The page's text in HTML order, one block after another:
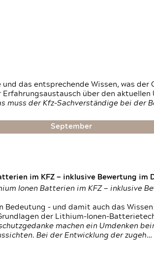
das entsprechende Wissen, was
über den
muss der Kfz-Sachverständige bei der
September
im KFZ — inklusive Bewertung im
Ionen Batterien im KFZ — inklusive
Bedeutung – und damit auch das
der Lithium-Ionen-
machen ein Umdenken
Bei der Entwicklung der zugeh…